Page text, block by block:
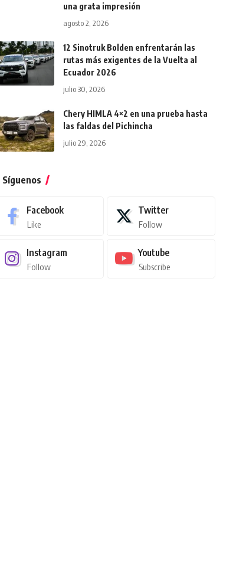
una grata impresión
agosto 2, 2026
12 Sinotruk Bolden enfrentarán las
rutas más exigentes de la Vuelta al
Ecuador 2026
julio 30, 2026
Chery HIMLA 4×2 en una prueba hasta
las faldas del Pichincha
julio 29, 2026
Síguenos
Facebook
Like
Twitter
Follow
Instagram
Follow
Youtube
Subscribe